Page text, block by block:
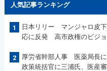
人気記事ランキング
1
日本リリー マンジャロ皮
応に反発 高市政権のビジ
2
厚労省幹部人事 医薬局長
政策統括官に三浦氏、医産